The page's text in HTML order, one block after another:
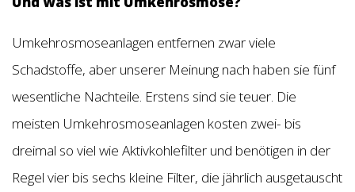
Umkehrosmoseanlagen entfernen zwar viele
Schadstoffe, aber unserer Meinung nach haben sie fünf
wesentliche Nachteile. Erstens sind sie teuer. Die
meisten Umkehrosmoseanlagen kosten zwei- bis
dreimal so viel wie Aktivkohlefilter und benötigen in der
Regel vier bis sechs kleine Filter, die jährlich ausgetauscht